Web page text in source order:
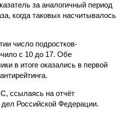
за аналогичный период
когда таковых насчитывалось
число подростков-
с 10 до 17. Обе
в итоге оказались в первой
ссылаясь на отчёт
Российской Федерации.